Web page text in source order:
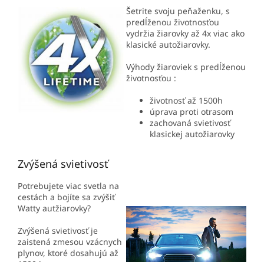
Šetrite svoju peňaženku, s
predĺženou životnosťou
vydržia žiarovky až 4x viac ako
klasické autožiarovky.
Výhody žiaroviek s predĺženou
životnosťou :
životnosť až 1500h
úprava proti otrasom
zachovaná svietivosť
klasickej autožiarovky
Zvýšená svietivosť
Potrebujete viac svetla na
cestách a bojíte sa zvýšiť
Watty autžiarovky?
Zvýšená svietivosť je
zaistená zmesou vzácnych
plynov, ktoré dosahujú až